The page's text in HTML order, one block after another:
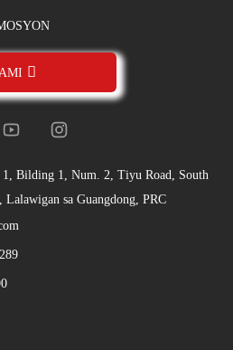
1, Bilding 1, Num. 2, Tiyu Road, South
sa Guangdong, PRC